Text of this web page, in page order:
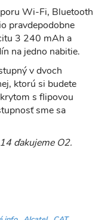
Wi-Fi, Bluetooth
pravdepodobne
3 240 mAh a
na jedno nabitie.
v dvoch
ktorú si budete
s flipovou
sme sa
ďakujeme O2.